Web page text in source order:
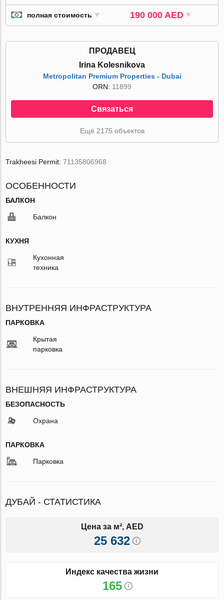
полная стоимость 190 000 AED
ПРОДАВЕЦ
Irina Kolesnikova
Metropolitan Premium Properties - Dubai
ORN: 11899
Связаться
Ещё 2175 объектов
Trakheesi Permit:71135806968
ОСОБЕННОСТИ
БАЛКОН
Балкон
КУХНЯ
Кухонная
техника
ВНУТРЕННЯЯ ИНФРАСТРУКТУРА
ПАРКОВКА
Крытая
парковка
ВНЕШНЯЯ ИНФРАСТРУКТУРА
БЕЗОПАСНОСТЬ
Охрана
ПАРКОВКА
Парковка
ДУБАЙ - СТАТИСТИКА
Цена за м², AED
25 632
Индекс качества жизни
165